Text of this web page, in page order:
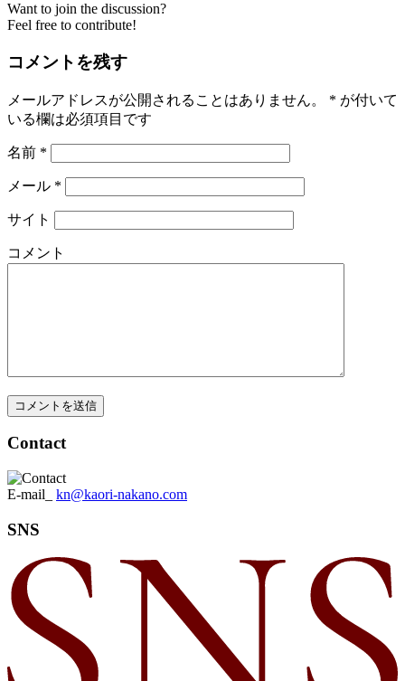
Want to join the discussion?
Feel free to contribute!
コメントを残す
メールアドレスが公開されることはありません。 * が付いて
いる欄は必須項目です
名前 *
メール *
サイト
コメント
Contact
E-mail_ kn@kaori-nakano.com
SNS